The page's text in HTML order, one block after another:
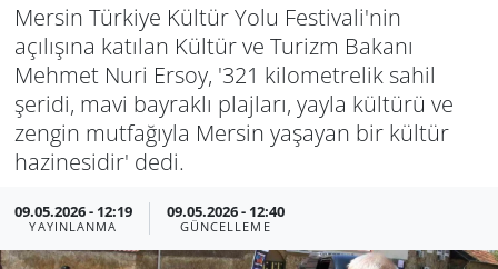
Mersin Türkiye Kültür Yolu Festivali'nin
açılışına katılan Kültür ve Turizm Bakanı
Mehmet Nuri Ersoy, '321 kilometrelik sahil
şeridi, mavi bayraklı plajları, yayla kültürü ve
zengin mutfağıyla Mersin yaşayan bir kültür
hazinesidir' dedi.
09.05.2026 - 12:19
YAYINLANMA
09.05.2026 - 12:40
GÜNCELLEME